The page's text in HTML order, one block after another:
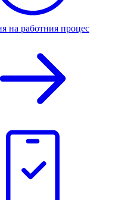
на работния процес